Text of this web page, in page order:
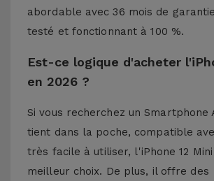
abordable avec 36 mois de
testé et fonctionnant à 100 %.
Est-ce logique d'acheter
en 2026 ?
Si vous recherchez un Smartphone
tient dans la poche, compatible
très facile à utiliser, l'iPhone 12
meilleur choix. De plus, il offre des